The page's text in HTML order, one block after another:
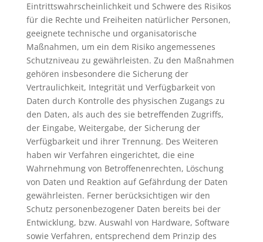
Eintrittswahrscheinlichkeit und Schwere des Risikos
für die Rechte und Freiheiten natürlicher Personen,
geeignete technische und organisatorische
Maßnahmen, um ein dem Risiko angemessenes
Schutzniveau zu gewährleisten. Zu den Maßnahmen
gehören insbesondere die Sicherung der
Vertraulichkeit, Integrität und Verfügbarkeit von
Daten durch Kontrolle des physischen Zugangs zu
den Daten, als auch des sie betreffenden Zugriffs,
der Eingabe, Weitergabe, der Sicherung der
Verfügbarkeit und ihrer Trennung. Des Weiteren
haben wir Verfahren eingerichtet, die eine
Wahrnehmung von Betroffenenrechten, Löschung
von Daten und Reaktion auf Gefährdung der Daten
gewährleisten. Ferner berücksichtigen wir den
Schutz personenbezogener Daten bereits bei der
Entwicklung, bzw. Auswahl von Hardware, Software
sowie Verfahren, entsprechend dem Prinzip des